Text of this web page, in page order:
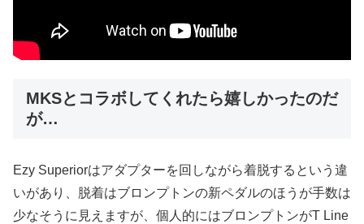
MKSとコラボしてくれたら嬉しかったのだ
が…
Ezy Superiorはアダプターを回しながら着脱するという違
いがあり、脱着はブロンプトンの新ペダルのほうが手数は
少なそうに見えますが、個人的にはブロンプトンがT Line